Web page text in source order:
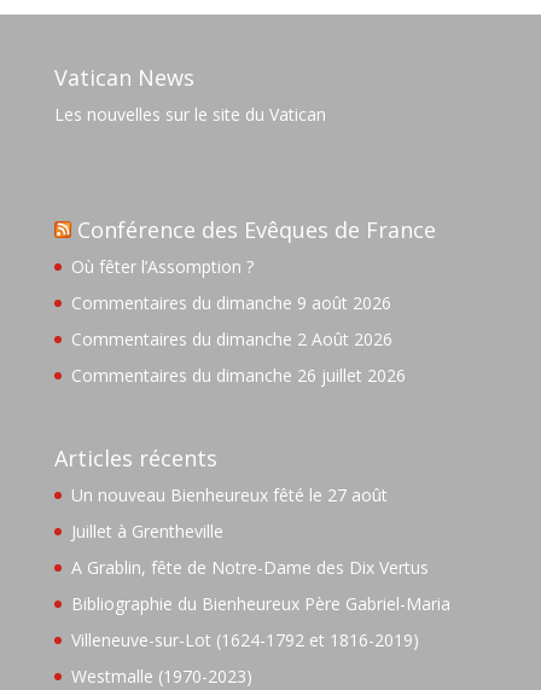
Vatican News
Les nouvelles sur le site du Vatican
Conférence des Evêques de France
Où fêter l’Assomption ?
Commentaires du dimanche 9 août 2026
Commentaires du dimanche 2 Août 2026
Commentaires du dimanche 26 juillet 2026
Articles récents
Un nouveau Bienheureux fêté le 27 août
Juillet à Grentheville
A Grablin, fête de Notre-Dame des Dix Vertus
Bibliographie du Bienheureux Père Gabriel-Maria
Villeneuve-sur-Lot (1624-1792 et 1816-2019)
Westmalle (1970-2023)